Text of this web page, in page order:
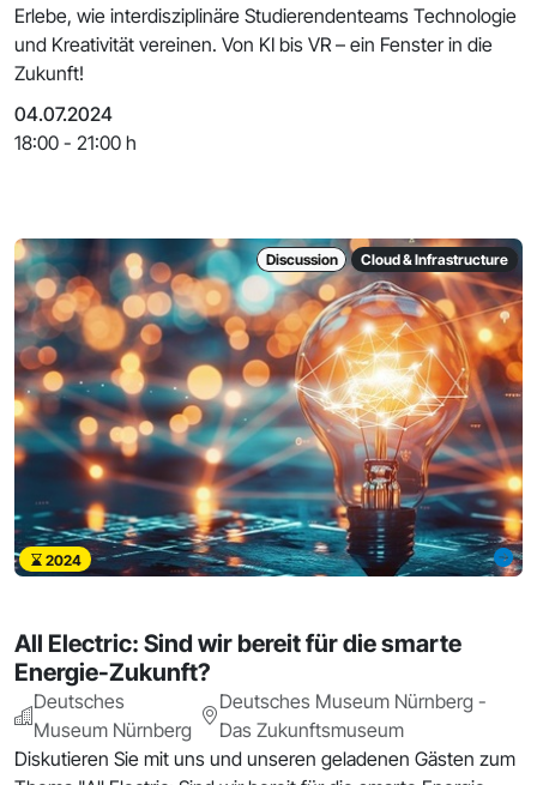
Erlebe, wie interdisziplinäre Studierendenteams Technologie
und Kreativität vereinen. Von KI bis VR – ein Fenster in die
Zukunft!
04.07.2024
18:00 - 21:00 h
Discussion Cloud & Infrastructure
2024
All Electric: Sind wir bereit für die smarte
Energie-Zukunft?
Deutsches
Museum Nürnberg
Deutsches Museum Nürnberg -
Das Zukunftsmuseum
Diskutieren Sie mit uns und unseren geladenen Gästen zum